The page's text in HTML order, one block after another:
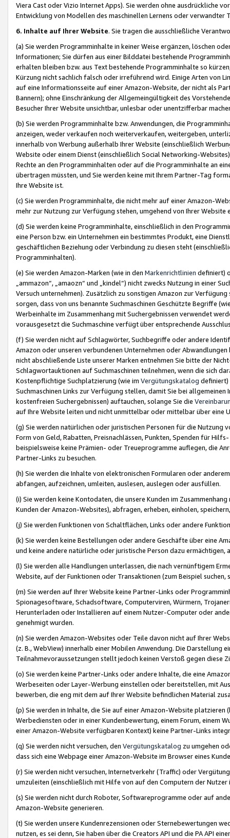
Viera Cast oder Vizio Internet Apps). Sie werden ohne ausdrückliche
Entwicklung von Modellen des maschinellen Lernens oder
6. Inhalte auf Ihrer Website. Sie tragen die ausschließliche
(a) Sie werden Programminhalte in keiner Weise ergänzen, löschen
Informationen; Sie dürfen aus einer Bilddatei bestehende
erhalten bleiben bzw. aus Text bestehende Programminhalte so
Kürzung nicht sachlich falsch oder irreführend wird. Einige Arten von
auf eine Informationsseite auf einer Amazon-Website, der nicht als
Bannern); ohne Einschränkung der Allgemeingültigkeit des
Besucher Ihrer Website unsichtbar, unlesbar oder unentzifferbar
(b) Sie werden Programminhalte bzw. Anwendungen, die
anzeigen, weder verkaufen noch weiterverkaufen, weitergeben,
innerhalb von Werbung außerhalb Ihrer Website (einschließlich
Website oder einem Dienst (einschließlich Social Networking-
Rechte an den Programminhalten oder auf die Programminhalte an
übertragen müssten, und Sie werden keine mit Ihrem Partner-Tag
Ihre Website ist.
(c) Sie werden Programminhalte, die nicht mehr auf einer Amazon-
mehr zur Nutzung zur Verfügung stehen, umgehend von Ihrer
(d) Sie werden keine Programminhalte, einschließlich in den
eine Person bzw. ein Unternehmen ein bestimmtes Produkt, eine
geschäftlichen Beziehung oder Verbindung zu diesen steht
Programminhalten).
(e) Sie werden Amazon-Marken (wie in den Markenrichtlinien definiert)
„ammazon“, „amaozn“ und „kindel“) nicht zwecks Nutzung in einer
Versuch unternehmen). Zusätzlich zu sonstigen Amazon zur
sorgen, dass von uns benannte Suchmaschinen Geschützte Begriffe
Werbeinhalte im Zusammenhang mit Suchergebnissen verwendet
vorausgesetzt die Suchmaschine verfügt über entsprechende
(f) Sie werden nicht auf Schlagwörter, Suchbegriffe oder andere
Amazon oder unseren verbundenen Unternehmen oder
nicht abschließende Liste unserer Marken entnehmen Sie bitte der
Schlagwortauktionen auf Suchmaschinen teilnehmen, wenn die sich
Kostenpflichtige Suchplatzierung (wie im Vergütungskatalog definiert)
Suchmaschinen Links zur Verfügung stellen, damit Sie bei
kostenfreien Suchergebnissen) auftauchen, solange Sie die
auf Ihre Website leiten und nicht unmittelbar oder mittelbar über eine
(g) Sie werden natürlichen oder juristischen Personen für die Nutzung
Form von Geld, Rabatten, Preisnachlässen, Punkten, Spenden für
beispielsweise keine Prämien- oder Treueprogramme auflegen, die
Partner-Links zu besuchen.
(h) Sie werden die Inhalte von elektronischen Formularen oder
abfangen, aufzeichnen, umleiten, auslesen, auslegen oder ausfüllen.
(i) Sie werden keine Kontodaten, die unsere Kunden im
Kunden der Amazon-Websites), abfragen, erheben, einholen,
(j) Sie werden Funktionen von Schaltflächen, Links oder andere
(k) Sie werden keine Bestellungen oder andere Geschäfte über eine
und keine andere natürliche oder juristische Person dazu
(l) Sie werden alle Handlungen unterlassen, die nach vernünftigem
Website, auf der Funktionen oder Transaktionen (zum Beispiel
(m) Sie werden auf Ihrer Website keine Partner-Links oder
Spionagesoftware, Schadsoftware, Computerviren, Würmern,
Herunterladen oder Installieren auf einem Nutzer-Computer oder
genehmigt wurden.
(n) Sie werden Amazon-Websites oder Teile davon nicht auf Ihrer
(z. B., WebView) innerhalb einer Mobilen Anwendung. Die Darstellung
Teilnahmevoraussetzungen stellt jedoch keinen Verstoß gegen diese
(o) Sie werden keine Partner-Links oder andere Inhalte, die eine
Werbeseiten oder Layer-Werbung einstellen oder bereitstellen, mit
bewerben, die eng mit dem auf Ihrer Website befindlichen Material
(p) Sie werden in Inhalte, die Sie auf einer Amazon-Website
Werbediensten oder in einer Kundenbewertung, einem Forum, einem
einer Amazon-Website verfügbaren Kontext) keine Partner-Links
(q) Sie werden nicht versuchen, den Vergütungskatalog zu umgehen
dass sich eine Webpage einer Amazon-Website im Browser eines
(r) Sie werden nicht versuchen, Internetverkehr (Traffic) oder
umzuleiten (einschließlich mit Hilfe von auf den Computern der
(s) Sie werden nicht durch Roboter, Softwareprogramme oder auf
Amazon-Website generieren.
(t) Sie werden unsere Kundenrezensionen oder Sternebewertungen
nutzen, es sei denn, Sie haben über die Creators API und die PA API